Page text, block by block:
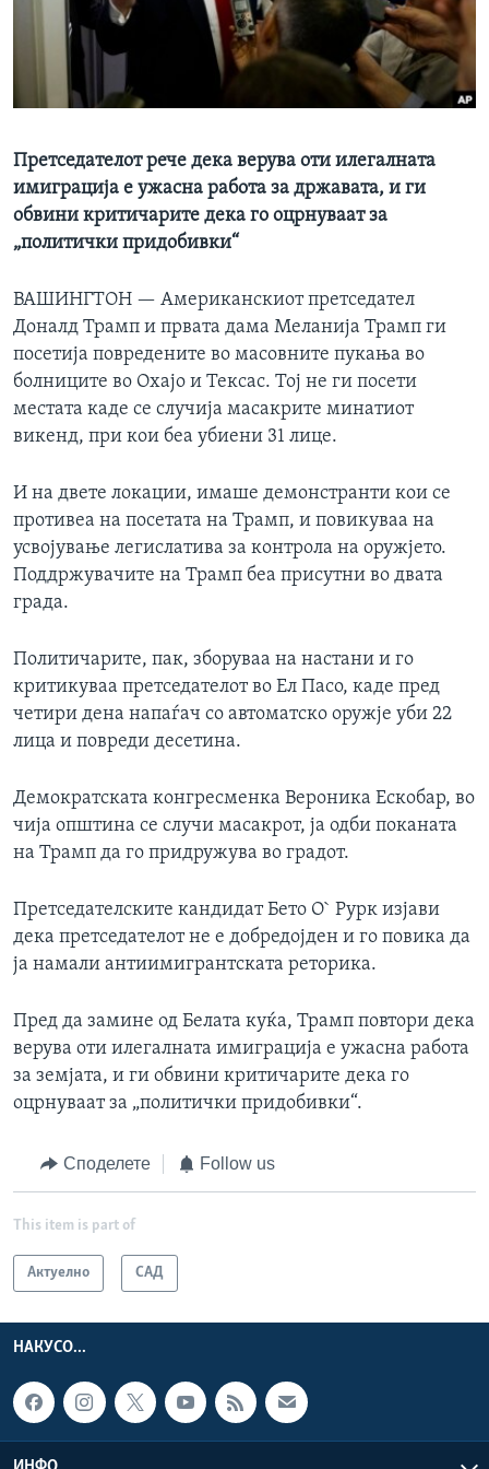
ИНТЕРВЈУА
Јазици
Претседателот рече дека верува оти илегалната
имиграција е ужасна работа за државата, и ги
обвини критичарите дека го оцрнуваат за
„политички придобивки“
ВАШИНГТОН — Американскиот претседател
Доналд Трамп и првата дама Меланија Трамп ги
посетија повредените во масовните пукања во
болниците во Охајо и Тексас. Тој не ги посети
местата каде се случија масакрите минатиот
викенд, при кои беа убиени 31 лице.
И на двете локации, имаше демонстранти кои се
противеа на посетата на Трамп, и повикуваа на
усвојување легислатива за контрола на оружјето.
Поддржувачите на Трамп беа присутни во двата
града.
Политичарите, пак, зборуваа на настани и го
критикуваа претседателот во Ел Пасо, каде пред
четири дена напаѓач со автоматско оружје уби 22
лица и повреди десетина.
Демократската конгресменка Вероника Ескобар, во
чија општина се случи масакрот, ја одби поканата
на Трамп да го придружува во градот.
Претседателските кандидат Бето О` Рурк изјави
дека претседателот не е добредојден и го повика да
ја намали антиимигрантската реторика.
Пред да замине од Белата куќа, Трамп повтори дека
верува оти илегалната имиграција е ужасна работа
за земјата, и ги обвини критичарите дека го
оцрнуваат за „политички придобивки“.
Споделете Follow us
This item is part of
Актуелно САД
НАКУСО...